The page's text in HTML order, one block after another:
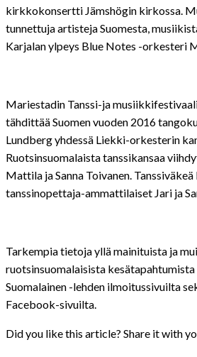
kirkkokonsertti Jämshögin kirkossa.
tunnettuja artisteja Suomesta,
Karjalan ylpeys Blue Notes -orkesteri
Mariestadin Tanssi-ja
tähdittää Suomen vuoden 2016
Lundberg yhdessä Liekki-orkesterin
Ruotsinsuomalaista tanssikansaa
Mattila ja Sanna Toivanen.
tanssinopettaja-ammattilaiset Jari ja
Tarkempia tietoja yllä mainituista ja
ruotsinsuomalaisista
Suomalainen -lehden ilmoitussivuilta
Facebook-sivuilta.
Did you like this article? Share it with